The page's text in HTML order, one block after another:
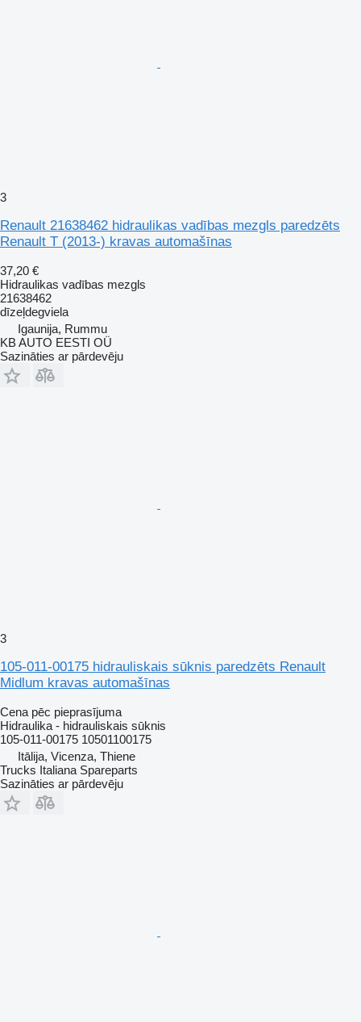
3
Renault 21638462 hidraulikas vadības mezgls paredzēts
Renault T (2013-) kravas automašīnas
37,20 €
Hidraulikas vadības mezgls
21638462
dīzeļdegviela
Igaunija, Rummu
KB AUTO EESTI OÜ
Sazināties ar pārdevēju
3
105-011-00175 hidrauliskais sūknis paredzēts Renault
Midlum kravas automašīnas
Cena pēc pieprasījuma
Hidraulika - hidrauliskais sūknis
105-011-00175 10501100175
Itālija, Vicenza, Thiene
Trucks Italiana Spareparts
Sazināties ar pārdevēju